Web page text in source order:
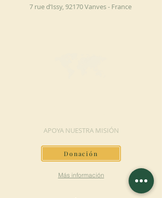
7 rue d’Issy, 92170 Vanves - France
APOYA NUESTRA MISIÓN
Donación
Más información